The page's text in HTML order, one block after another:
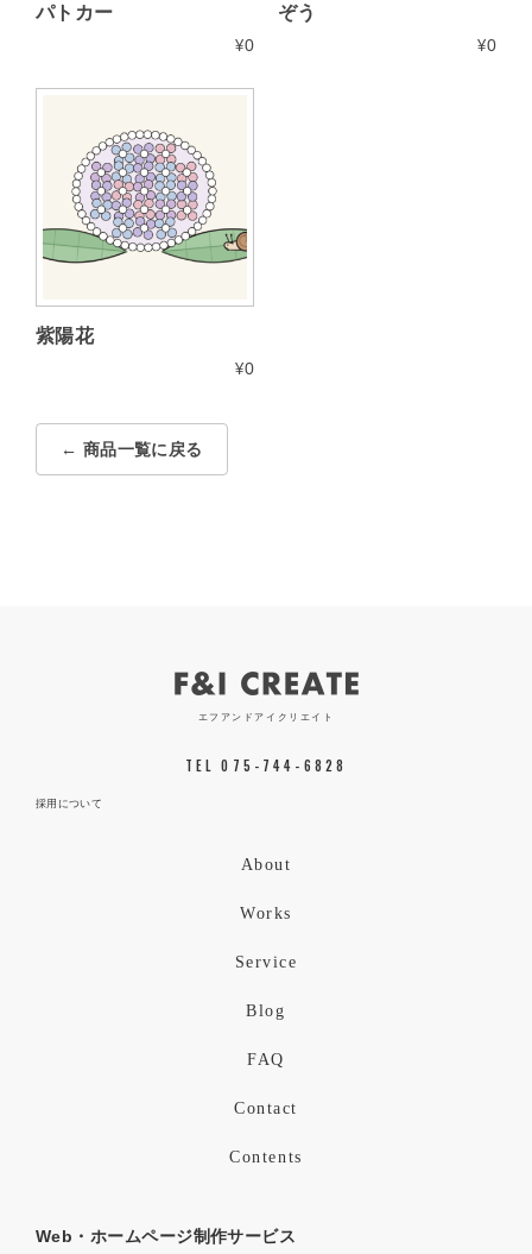
パトカー
¥0
ぞう
¥0
紫陽花
¥0
← 商品一覧に戻る
エフアンドアイクリエイト
TEL 075-744-6828
採用について
About
Works
Service
Blog
FAQ
Contact
Contents
Web・ホームページ制作サービス